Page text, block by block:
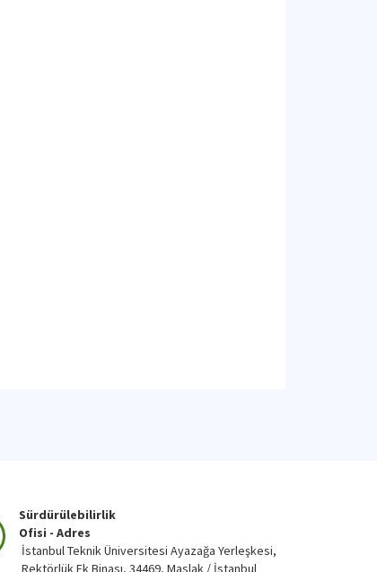
Sürdürülebilirlik
Ofisi - Adres
İstanbul Teknik Üniversitesi Ayazağa Yerleşkesi,
Rektörlük Ek Binası, 34469, Maslak / İstanbul